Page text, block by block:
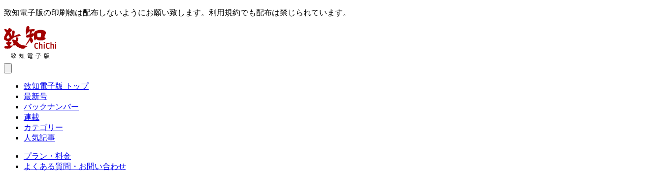
致知電子版の印刷物は配布しないようにお願い致します。利用規約でも配布は禁じられています。
致知電子版 トップ
最新号
バックナンバー
連載
カテゴリー
人気記事
プラン・料金
よくある質問・お問い合わせ